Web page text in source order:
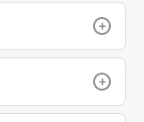
+
+